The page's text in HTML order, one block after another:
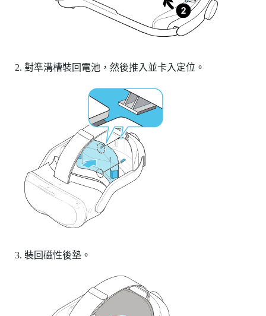
對準溝槽裝回電池，然後推入並卡入定位。
裝回磁性後墊。